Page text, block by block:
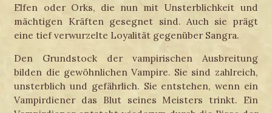
Elfen oder Orks, die nun mit Unsterblichkeit und
mächtigen Kräften gesegnet sind. Auch sie prägt
eine tief verwurzelte Loyalität gegenüber Sangra.
Den Grundstock der vampirischen Ausbreitung
bilden die gewöhnlichen Vampire. Sie sind zahlreich,
unsterblich und gefährlich. Sie entstehen, wenn ein
Vampirdiener das Blut seines Meisters trinkt. Ein